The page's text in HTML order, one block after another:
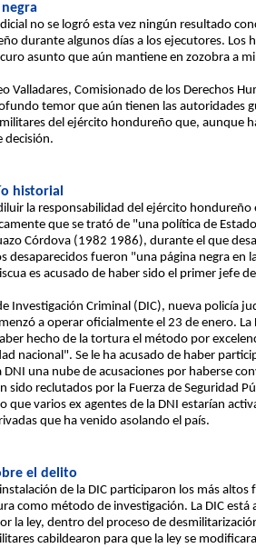
no se logró esta vez ningún resultado
durante algunos días a los ejecutores.
asunto que aún mantiene en zozobra a
Valladares, Comisionado de los Derechos
temor que aún tienen las autoridades
del ejército hondureño que, aunque
decisión.
historial
la responsabilidad del ejército hondureño
que se trató de "una política de
Córdova (1982 1986), durante el que
desaparecidos fueron "una página negra
es acusado de haber sido el primer jefe
Investigación Criminal (DIC), nueva policía
a operar oficialmente el 23 de enero.
hecho de la tortura el método por
nacional". Se le ha acusado de haber
DNI una nube de acusaciones por haberse
sido reclutados por la Fuerza de Seguridad
que varios ex agentes de la DNI estarían
que ha venido asolando el país.
el delito
de la DIC participaron los más
como método de investigación. La DIC
la ley, dentro del proceso de
cabildearon para que la ley se